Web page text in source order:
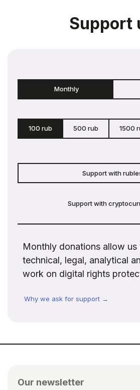
Support
Monthly
100 rub 500 rub 1500
Support with
Support with
Monthly donations allow
technical, legal, analytical
work on digital rights
Why we ask for support →
Our newsletter